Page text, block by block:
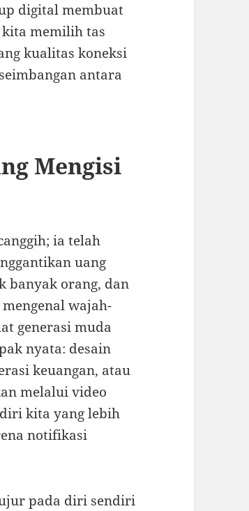
digital membuat
memilih tas
kualitas koneksi
antara
Mengisi
ia telah
uang
banyak orang, dan
wajah-
generasi muda
nyata: desain
keuangan, atau
melalui video
kita yang lebih
notifikasi
pada diri sendiri